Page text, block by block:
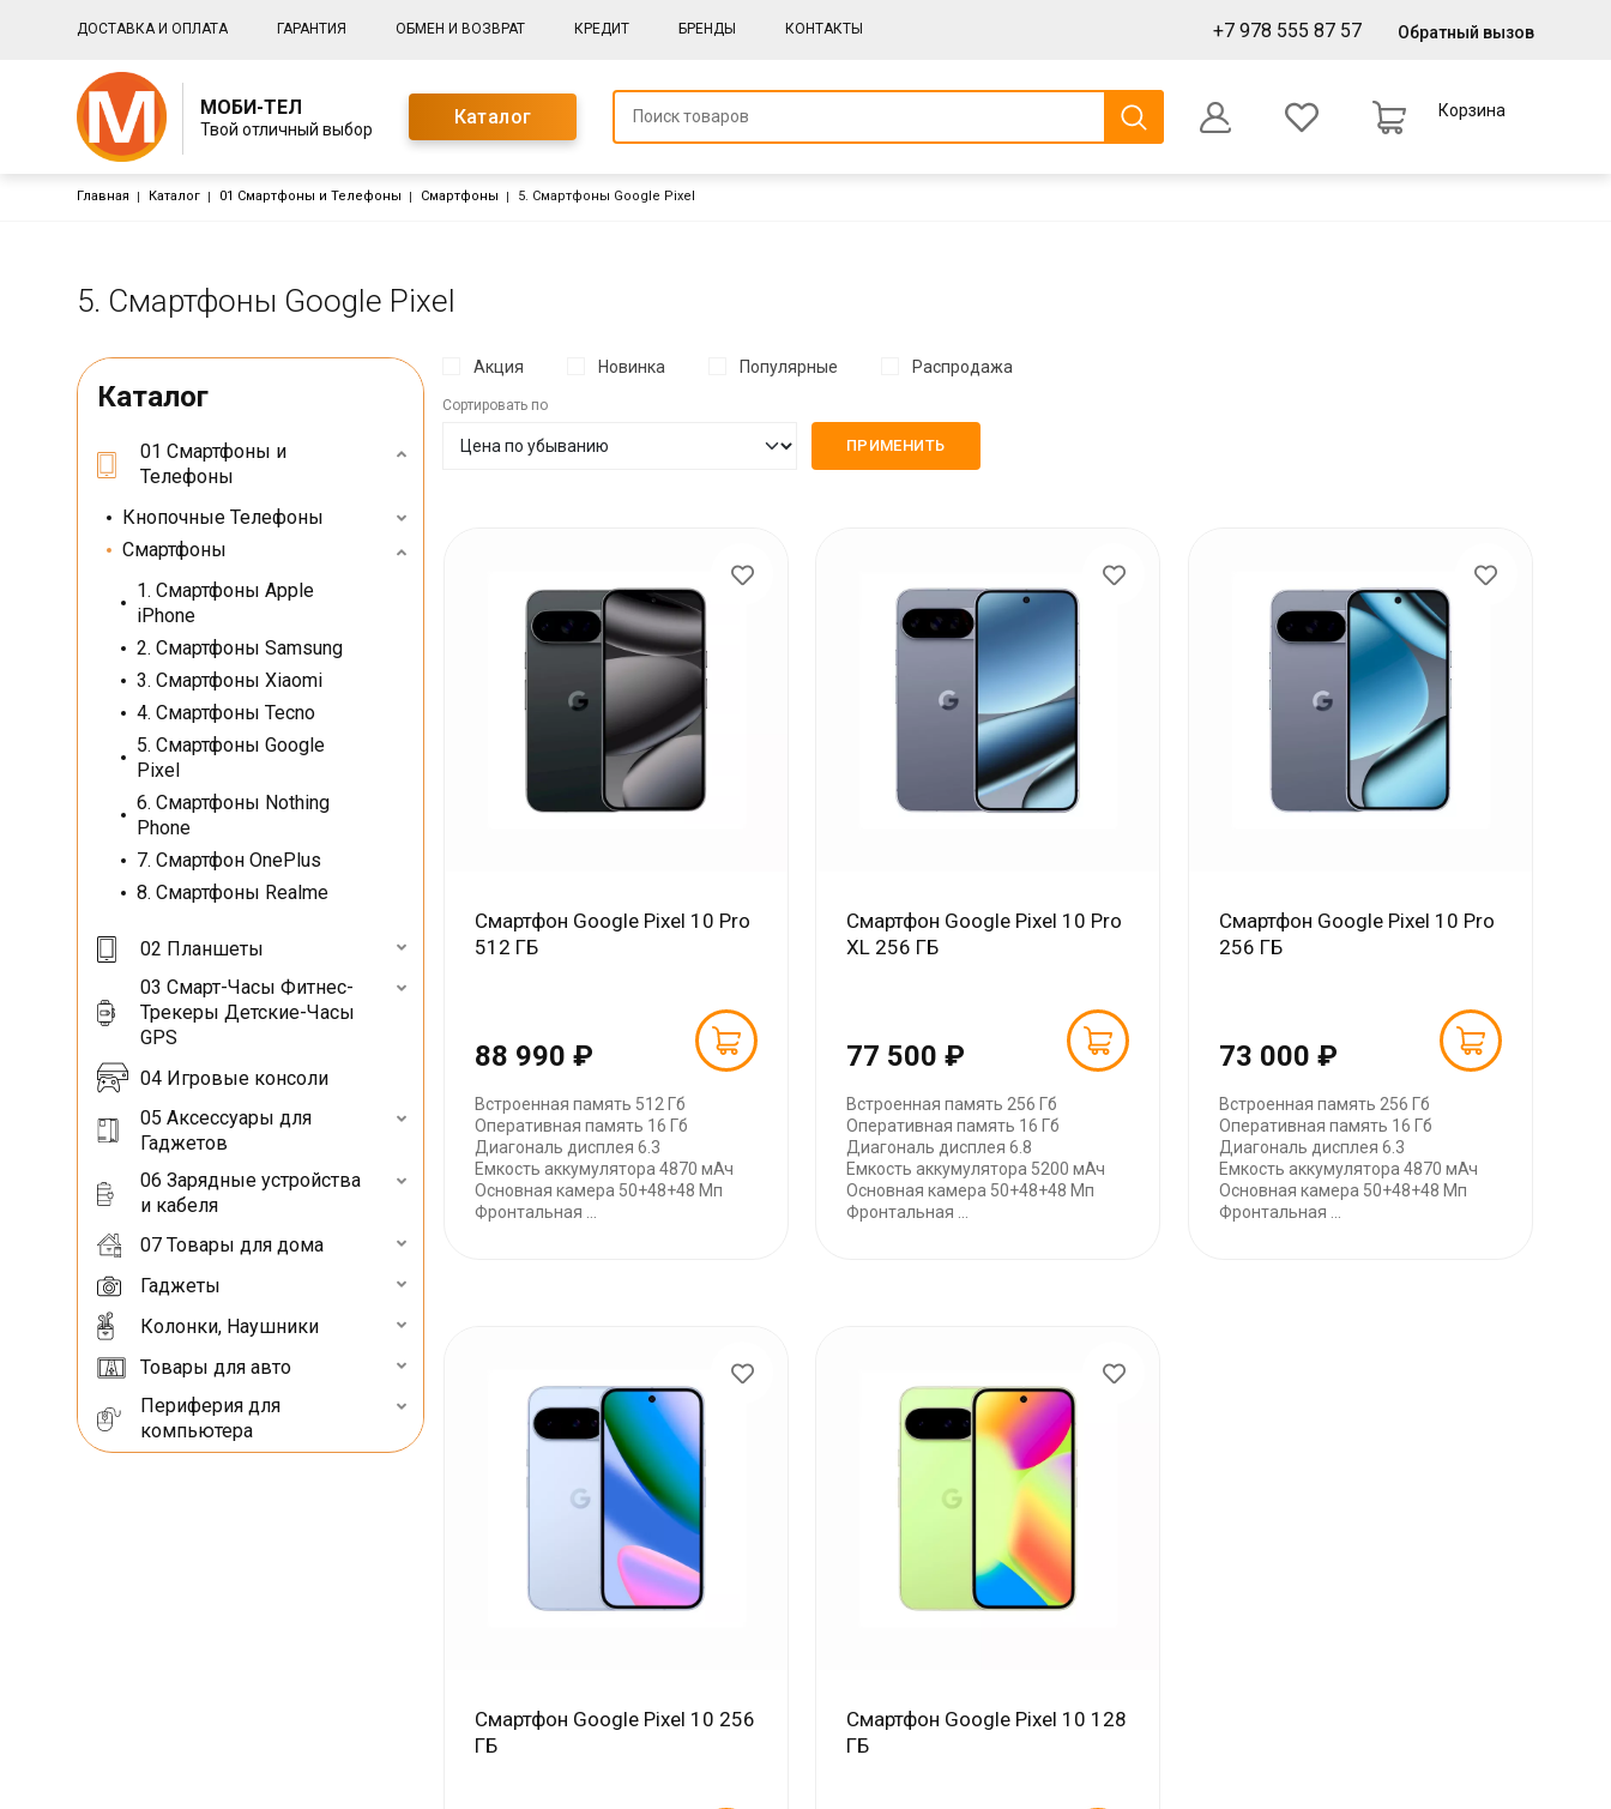
Основная навигация
ДОСТАВКА И ОПЛАТА ГАРАНТИЯ ОБМЕН И ВОЗВРАТ КРЕДИТ БРЕНДЫ КОНТАКТЫ +7 978 555 87 57 Обратный вызов
МОБИ-ТЕЛ
Твой отличный выбор
Каталог Корзина
Строка навигации
Главная Каталог 01 Смартфоны и Телефоны Смартфоны 5. Смартфоны Google Pixel
5. Смартфоны Google Pixel
Каталог
01 Смартфоны и
Телефоны
Кнопочные Телефоны
Смартфоны
1. Смартфоны Apple
iPhone
2. Смартфоны Samsung
3. Смартфоны Xiaomi
4. Смартфоны Tecno
5. Смартфоны Google
Pixel
6. Смартфоны Nothing
Phone
7. Смартфон OnePlus
8. Смартфоны Realme
02 Планшеты
03 Смарт-Часы Фитнес-
Трекеры Детские-Часы
GPS
04 Игровые консоли
05 Аксессуары для
Гаджетов
06 Зарядные устройства
и кабеля
07 Товары для дома
Гаджеты
Колонки, Наушники
Товары для авто
Периферия для
компьютера
Акция Новинка Популярные Распродажа
Сортировать по
Смартфон Google Pixel 10 Pro
512 ГБ
88 990 ₽
Встроенная память 512 Гб
Оперативная память 16 Гб
Диагональ дисплея 6.3
Емкость аккумулятора 4870 мАч
Основная камера 50+48+48 Мп
Фронтальная ...
Смартфон Google Pixel 10 Pro
XL 256 ГБ
77 500 ₽
Встроенная память 256 Гб
Оперативная память 16 Гб
Диагональ дисплея 6.8
Емкость аккумулятора 5200 мАч
Основная камера 50+48+48 Мп
Фронтальная ...
Смартфон Google Pixel 10 Pro
256 ГБ
73 000 ₽
Встроенная память 256 Гб
Оперативная память 16 Гб
Диагональ дисплея 6.3
Емкость аккумулятора 4870 мАч
Основная камера 50+48+48 Мп
Фронтальная ...
Смартфон Google Pixel 10 256
ГБ
Смартфон Google Pixel 10 128
ГБ